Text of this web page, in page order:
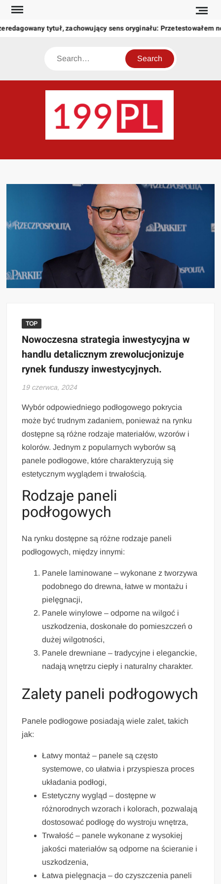
Skip
content
tytuł, zachowujący sens oryginału: Przetestowałem
Search
świat
TOP
Nowoczesna strategia inwestycyjna w
handlu detalicznym zrewolucjonizuje
rynek funduszy inwestycyjnych.
19 czerwca, 2024
Wybór odpowiedniego podłogowego pokrycia
może być trudnym zadaniem, ponieważ na rynku
dostępne są różne rodzaje materiałów, wzorów i
kolorów. Jednym z popularnych wyborów są
panele podłogowe, które charakteryzują się
estetycznym wyglądem i trwałością.
Rodzaje paneli
podłogowych
Na rynku dostępne są różne rodzaje paneli
podłogowych, między innymi:
Panele laminowane – wykonane z tworzywa
podobnego do drewna, łatwe w montażu i
pielęgnacji,
Panele winylowe – odporne na wilgoć i
uszkodzenia, doskonałe do pomieszczeń o
dużej wilgotności,
Panele drewniane – tradycyjne i eleganckie,
nadają wnętrzu ciepły i naturalny charakter.
Zalety paneli podłogowych
Panele podłogowe posiadają wiele zalet, takich
jak:
Łatwy montaż – panele są często
systemowe, co ułatwia i przyspiesza proces
układania podłogi,
Estetyczny wygląd – dostępne w
różnorodnych wzorach i kolorach, pozwalają
dostosować podłogę do wystroju wnętrza,
Trwałość – panele wykonane z wysokiej
jakości materiałów są odporne na ścieranie i
uszkodzenia,
Łatwa pielęgnacja – do czyszczenia paneli